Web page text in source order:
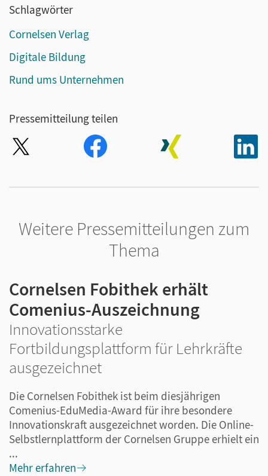
Schlagwörter
Cornelsen Verlag
Digitale Bildung
Rund ums Unternehmen
Pressemitteilung teilen
Weitere Pressemitteilungen zum
Thema
Cornelsen Fobithek erhält
Comenius-Auszeichnung
Innovationsstarke
Fortbildungsplattform für Lehrkräfte
ausgezeichnet
Die Cornelsen Fobithek ist beim diesjährigen
Comenius-EduMedia-Award für ihre besondere
Innovationskraft ausgezeichnet worden. Die Online-
Selbstlernplattform der Cornelsen Gruppe erhielt ein
...
Mehr erfahren